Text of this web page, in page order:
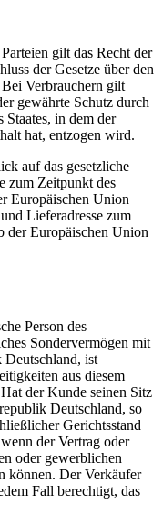
gilt das Recht der
der Gesetze über den
Verbrauchern gilt
gewährte Schutz durch
Staates, in dem der
hat, entzogen wird.
auf das gesetzliche
zum Zeitpunkt des
Europäischen Union
Lieferadresse zum
der Europäischen Union
Person des
Sondervermögen mit
Deutschland, ist
aus diesem
der Kunde seinen Sitz
Deutschland, so
Gerichtsstand
der Vertrag oder
oder gewerblichen
können. Der Verkäufer
Fall berechtigt, das